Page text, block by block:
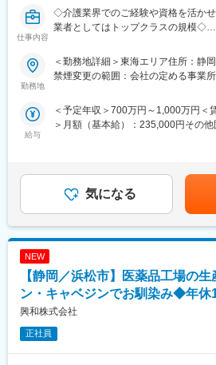
チームは69名（契約社員含む男性21
ます。
■職場の雰囲気：
責任感を持って専門技術を高めてい
の独立した業務よりもチーム業務が
ョンを取りながら仕事が進めていた
離職率も低く、就業しやすい環境を
の操作手順や試験に関するルールや
連の書籍が揃っているので、安心し
す。
仕事内容
◇介護業界でのご経験や資格を活か
業者としてはトップクラスの規模◇
■業務内容：
大阪、兵庫を中心に全国で介護事業
などを幅広く手がけている当社にて
ます。
・看護師・セラピストの採用・管理
・ご利用者フォロー、営業数値・債
全般
・訪問件数・稼働率向上に向けた運
・24時間対応体制（オンコール体制
・稼働・人員配置・コンプライアン
・管理者（所長）の育成・組織開発
・イノベーティブな企画・取り組み
■ポジションについて：
エリアマネージャーのポストに空き
の職種や役割として勤務をいただく
勤務地
＜勤務地詳細＞東海エリア住所：静
禁煙変更の範囲：会社の定める事業所
給与
＜予定年収＞700万円～1,000万円＜
＞月額（基本給）：235,000円その他
収：50万×14回支給※入社月により初
実績：年2回（1回支給実績50万～）
であり、選考を通じて上下する可能
定手当を含めた表記です。
気になる
NEW
【静岡／浜松市】医薬品工場の
ン・キャベジンでお馴染み◆年休
興和株式会社
正社員